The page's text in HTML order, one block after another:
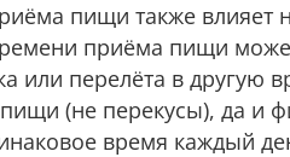
пищи также влияет
приёма пищи
или перелёта в другую
(не перекусы), да и
время каждый